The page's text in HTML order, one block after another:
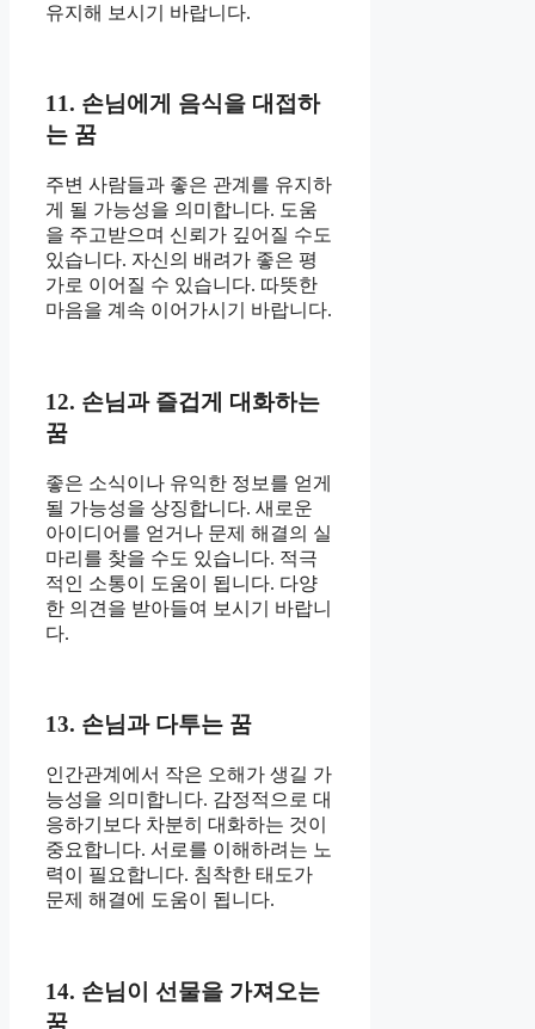
유지해 보시기 바랍니다.
11. 손님에게 음식을 대접하
는 꿈
주변 사람들과 좋은 관계를 유지하
게 될 가능성을 의미합니다. 도움
을 주고받으며 신뢰가 깊어질 수도
있습니다. 자신의 배려가 좋은 평
가로 이어질 수 있습니다. 따뜻한
마음을 계속 이어가시기 바랍니다.
12. 손님과 즐겁게 대화하는
꿈
좋은 소식이나 유익한 정보를 얻게
될 가능성을 상징합니다. 새로운
아이디어를 얻거나 문제 해결의 실
마리를 찾을 수도 있습니다. 적극
적인 소통이 도움이 됩니다. 다양
한 의견을 받아들여 보시기 바랍니
다.
13. 손님과 다투는 꿈
인간관계에서 작은 오해가 생길 가
능성을 의미합니다. 감정적으로 대
응하기보다 차분히 대화하는 것이
중요합니다. 서로를 이해하려는 노
력이 필요합니다. 침착한 태도가
문제 해결에 도움이 됩니다.
14. 손님이 선물을 가져오는
꿈